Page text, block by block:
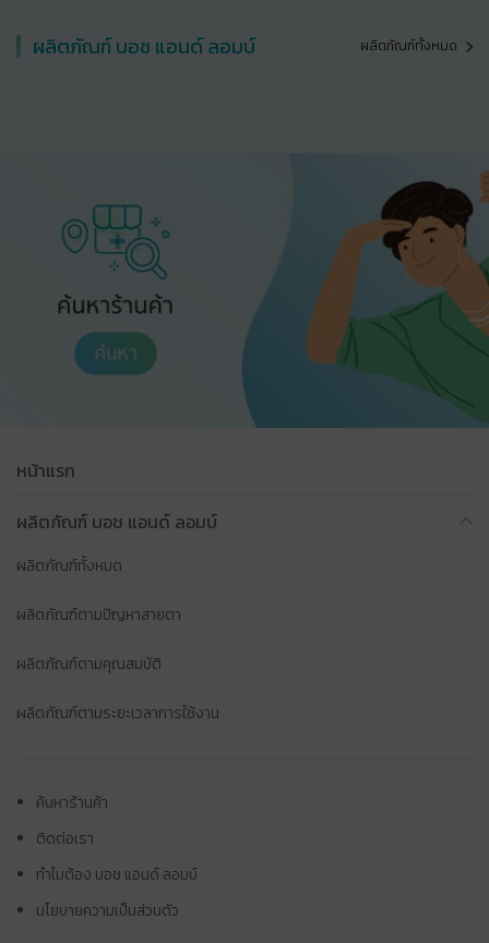
ผลิตภัณฑ์ บอช แอนด์​ ลอมบ์ ผลิตภัณฑ์ทั้งหมด
หน้าแรก
ผลิตภัณฑ์ บอช แอนด์ ลอมบ์
ผลิตภัณฑ์ทั้งหมด
ผลิตภัณฑ์ตามปัญหาสายตา
ผลิตภัณฑ์ตามคุณสมบัติ
ผลิตภัณฑ์ตามระยะเวลาการใช้งาน
ค้นหาร้านค้า
ติดต่อเรา
ทำไมต้อง บอช แอนด์ ลอมบ์
นโยบายความเป็นส่วนตัว